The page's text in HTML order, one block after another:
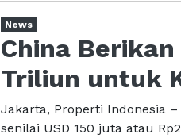
News
China Berikan
Triliun untuk
Jakarta, Properti Indonesia
senilai USD 150 juta atau